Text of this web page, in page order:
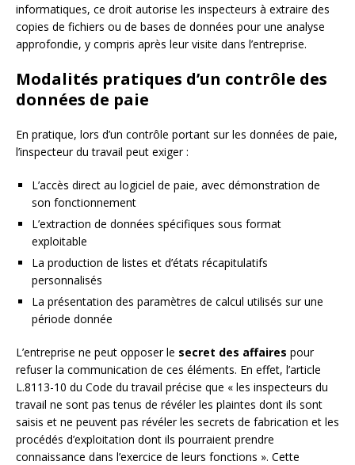
informatiques, ce droit autorise les inspecteurs à extraire des
copies de fichiers ou de bases de données pour une analyse
approfondie, y compris après leur visite dans l’entreprise.
Modalités pratiques d’un contrôle des
données de paie
En pratique, lors d’un contrôle portant sur les données de paie,
l’inspecteur du travail peut exiger :
L’accès direct au logiciel de paie, avec démonstration de
son fonctionnement
L’extraction de données spécifiques sous format
exploitable
La production de listes et d’états récapitulatifs
personnalisés
La présentation des paramètres de calcul utilisés sur une
période donnée
L’entreprise ne peut opposer le secret des affaires pour
refuser la communication de ces éléments. En effet, l’article
L.8113-10 du Code du travail précise que « les inspecteurs du
travail ne sont pas tenus de révéler les plaintes dont ils sont
saisis et ne peuvent pas révéler les secrets de fabrication et les
procédés d’exploitation dont ils pourraient prendre
connaissance dans l’exercice de leurs fonctions ». Cette